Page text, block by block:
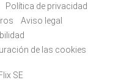
Política de privacidad
Aviso legal
de las cookies
SE